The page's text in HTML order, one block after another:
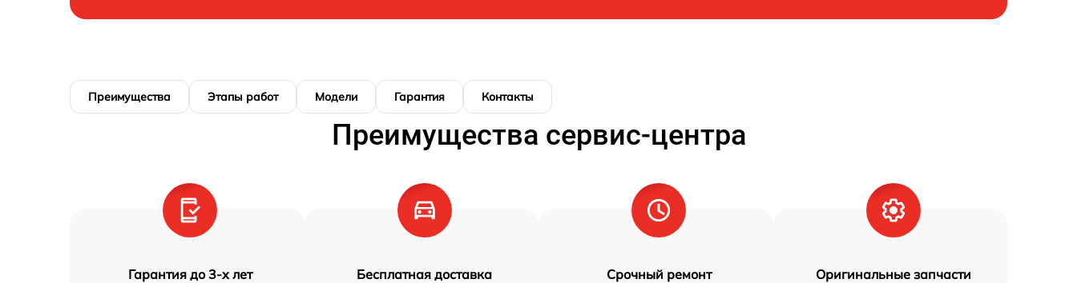
Преимущества Этапы работ Модели Гарантия Контакты
Преимущества сервис-центра
Гарантия до 3-х лет Бесплатная доставка Срочный ремонт Оригинальные запчасти